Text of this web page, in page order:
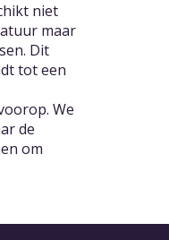
niet
maar
Dit
tot een
We
de
om